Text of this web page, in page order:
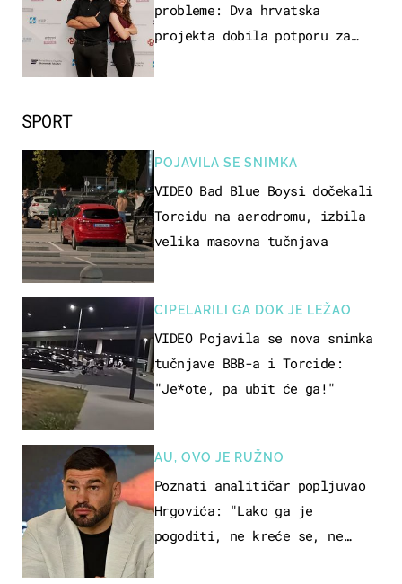
SPORT
POJAVILA SE SNIMKA
VIDEO Bad Blue Boysi dočekali
Torcidu na aerodromu, izbila
velika masovna tučnjava
CIPELARILI GA DOK JE LEŽAO
VIDEO Pojavila se nova snimka
tučnjave BBB-a i Torcide:
"Je*ote, pa ubit će ga!"
AU, OVO JE RUŽNO
Poznati analitičar popljuvao
Hrgovića: "Lako ga je
pogoditi, ne kreće se, ne
probleme: Dva hrvatska
projekta dobila potporu za